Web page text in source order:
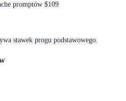
promptów $109
stawek progu podstawowego.